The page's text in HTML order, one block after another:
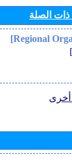
ذات الصلة
أخرى